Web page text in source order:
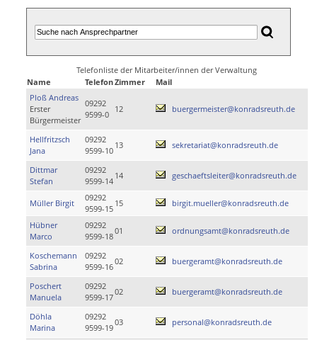
Telefonliste der Mitarbeiter/innen der Verwaltung
Name
TelefonZimmer
Mail
Ploß Andreas
Erster
Bürgermeister
09292
9599-0
12 buergermeister@konradsreuth.de
Hellfritzsch
Jana
09292
9599-10
13 sekretariat@konradsreuth.de
Dittmar
Stefan
09292
9599-14
14 geschaeftsleiter@konradsreuth.de
Müller Birgit
09292
9599-15
15 birgit.mueller@konradsreuth.de
Hübner
Marco
09292
9599-18
01 ordnungsamt@konradsreuth.de
Koschemann
Sabrina
09292
9599-16
02 buergeramt@konradsreuth.de
Poschert
Manuela
09292
9599-17
02 buergeramt@konradsreuth.de
Döhla
Marina
09292
9599-19
03 personal@konradsreuth.de